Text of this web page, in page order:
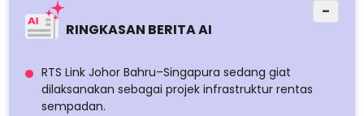
RINGKASAN BERITA AI
−
RTS Link Johor Bahru–Singapura sedang giat
dilaksanakan sebagai projek infrastruktur rentas
sempadan.